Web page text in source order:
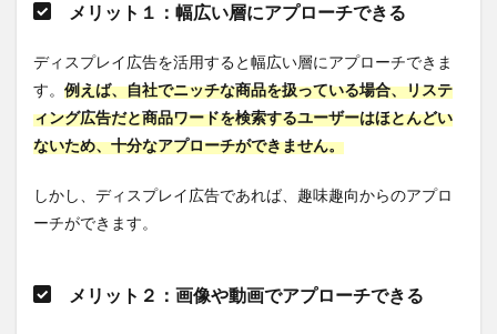
低迷
と解
決の
ヒン
トま
とめ
原因
1：審
査に
い
メリット１：幅広い層にアプローチできる
ディスプレイ広告を活用すると幅広い層にアプローチできま
す。 例えば、自社でニッチな商品を扱っている場合、リステ
ィング広告だと商品ワードを検索するユーザーはほとんどい
ないため、十分なアプローチができません。
しかし、ディスプレイ広告であれば、趣味趣向からのアプロ
ーチができます。
メリット２：画像や動画でアプローチできる